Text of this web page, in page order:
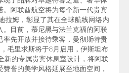
。阿联酋航空将为每个新一代贵宾
拉姆，彰显了其在全球航线网络内
。目前，慕尼黑与法兰克福的阿联
率先开放并接待乘客，曼彻斯特贵
毛里求斯将于8月启用，伊斯坦布
新的专属贵宾休息室设计，将阿联
誉的美学风格延展至地面空间，